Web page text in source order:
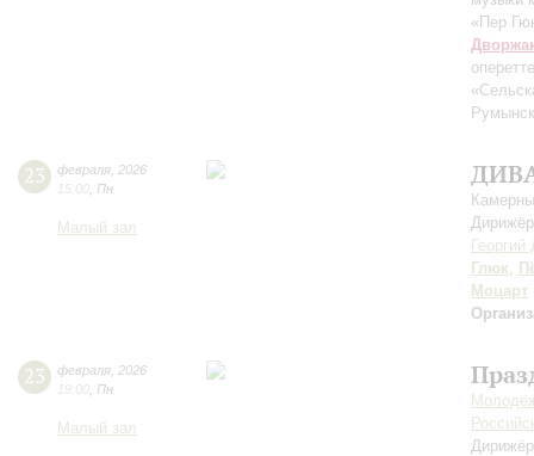
«Пер
23 февраля 2026
15:00 Пн
Малый зал
Георгий
Глюк,
Моцарт
23 февраля 2026
19:00 Пн
Малый зал